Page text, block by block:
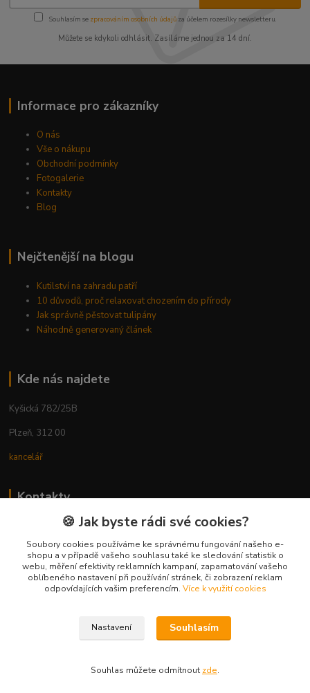
Souhlasím se zpracováním osobních údajůza účelem rozesílky newsletteru.
Můžete se kdykoli odhlásit. Zasíláme jednou za 14 dní.
Informace pro zákazníky
O nás
Vše o nákupu
Obchodní podmínky
Fotogalerie
Kontakty
Blog
Nejčtenější na blogu
Kutilství na zahradu patří
10 důvodů, proč relaxovat chozením do přírody
Jak správně pěstovat tulipány
Náhodně generovaný článek
Kde nás najdete
Kyšická 782/25B
Plzeň, 312 00
kancelář
Kontakty
Ing. Michal Vaněk
+420 603 332 100
(Po-Pá, 10-17 hod.)
info@vyhodnynakup.eu
🍪 Jak byste rádi své cookies?
Soubory cookies používáme ke správnému fungování našeho e-
shopu a v případě vašeho souhlasu také ke sledování statistik o
webu, měření efektivity reklamních kampaní, zapamatování vašeho
oblíbeného nastavení při používání stránek, či zobrazení reklam
odpovídajících vašim preferencím. Více k využití cookies
Nastavení Souhlasím
Souhlas můžete odmítnout zde.